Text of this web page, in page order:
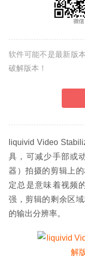
软件可能不是最新版
破解版本！
liquivid Video
具，可减少手部或
器）拍摄的剪辑上
定总是意味着视频
强，剪辑的剩余区
的输出分辨率。